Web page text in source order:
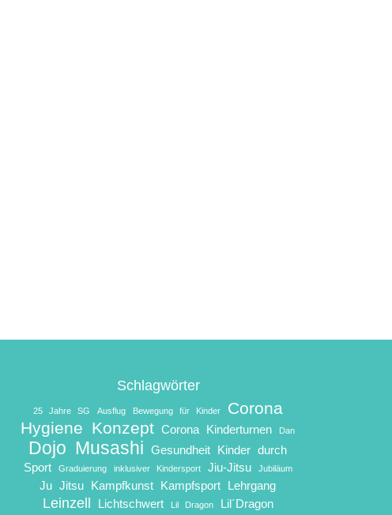
Schlagwörter
25 Jahre SG Ausflug Bewegung für Kinder
Corona
Hygiene Konzept Corona Kinderturnen Dan
Dojo Musashi Gesundheit Kinder durch
Sport
Graduierung inklusiver Kindersport Jiu-Jitsu Jubiläum
Ju Jitsu Kampfkunst Kampfsport Lehrgang
Leinzell Lichtschwert Lil Dragon Lil´Dragon